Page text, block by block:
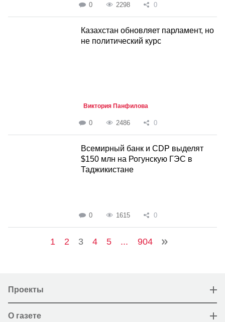
0 2298 0
Казахстан обновляет парламент, но
не политический курс
Виктория Панфилова
0 2486 0
Всемирный банк и CDP выделят
$150 млн на Рогунскую ГЭС в
Таджикистане
0 1615 0
1 2 3 4 5 ... 904
Проекты
О газете